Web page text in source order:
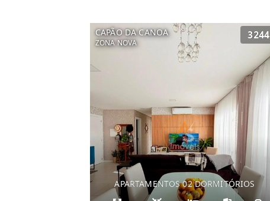
CAPÃO DA CANOA
ZONA NOVA
3244
APARTAMENTOS 02 DORMITÓRIOS